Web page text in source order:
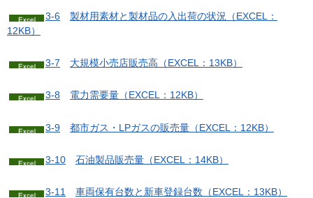
3-6 製材用素材と製材品の入出荷の状況（EXCEL：
12KB）
3-7 大規模小売店販売高（EXCEL：13KB）
3-8 電力需要量（EXCEL：12KB）
3-9 都市ガス・LPガスの販売量（EXCEL：12KB）
3-10 石油製品販売量（EXCEL：14KB）
3-11 車両保有台数と新車登録台数（EXCEL：13KB）